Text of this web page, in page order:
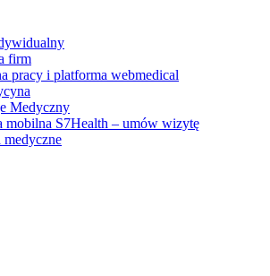
firm
pracy i platforma webmedical
Medyczny
mobilna S7Health – umów wizytę